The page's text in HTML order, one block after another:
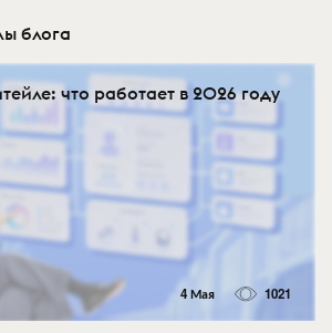
блога
что работает в 2026 году
4 Мая 1021